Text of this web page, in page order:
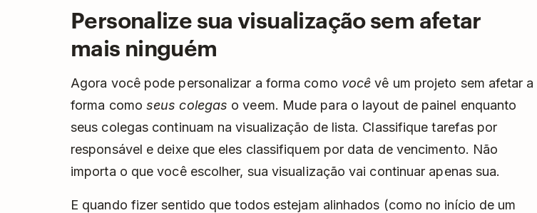
Personalize sua visualização sem afetar
mais ninguém
Agora você pode personalizar a forma como você vê um projeto sem afetar a
forma como seus colegas o veem. Mude para o layout de painel enquanto
seus colegas continuam na visualização de lista. Classifique tarefas por
responsável e deixe que eles classifiquem por data de vencimento. Não
importa o que você escolher, sua visualização vai continuar apenas sua.
E quando fizer sentido que todos estejam alinhados (como no início de um